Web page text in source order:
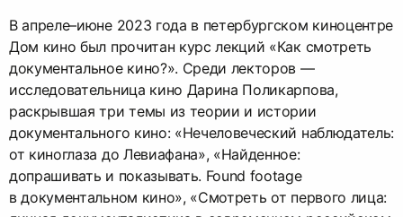
В апреле–июне 2023 года в петербургском киноцентре
Дом кино был прочитан курс лекций «Как смотреть
документальное кино?». Среди лекторов —
исследовательница кино Дарина Поликарпова,
раскрывшая три темы из теории и истории
документального кино: «Нечеловеческий наблюдатель:
от киноглаза до Левиафана», «Найденное:
допрашивать и показывать. Found footage
в документальном кино», «Смотреть от первого лица: